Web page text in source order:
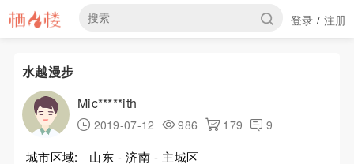
登录 / 注册
水越漫步
Mic*****ith
2019-07-12 986 179 9
城市区域:
山东 - 济南 - 主城区